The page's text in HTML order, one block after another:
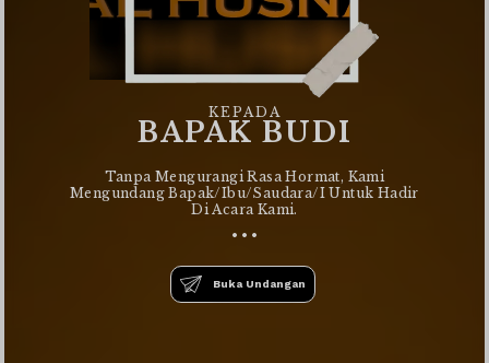
KEPADA
BAPAK BUDI
Tanpa Mengurangi Rasa Hormat, Kami
Mengundang Bapak/Ibu/Saudara/i Untuk Hadir
Di Acara Kami.
• • •
Buka Undangan